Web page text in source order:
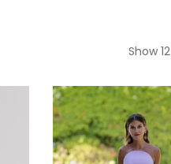
Show 12